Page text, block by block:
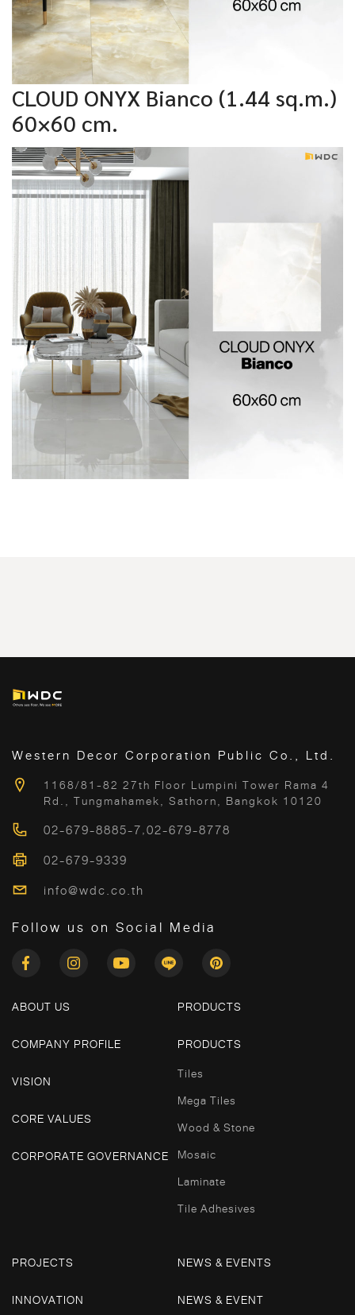
CLOUD ONYX Bianco (1.44 sq.m.)
60×60 cm.
Western Decor Corporation Public Co., Ltd.
1168/81-82 27th Floor Lumpini Tower Rama 4
Rd., Tungmahamek, Sathorn, Bangkok 10120
02-679-8885-7,02-679-8778
02-679-9339
info@wdc.co.th
Follow us on Social Media
ABOUT US
COMPANY PROFILE
VISION
CORE VALUES
CORPORATE GOVERNANCE
PRODUCTS
PRODUCTS
Tiles
Mega Tiles
Wood & Stone
Mosaic
Laminate
Tile Adhesives
PROJECTS
INNOVATION
NEWS & EVENTS
NEWS & EVENT